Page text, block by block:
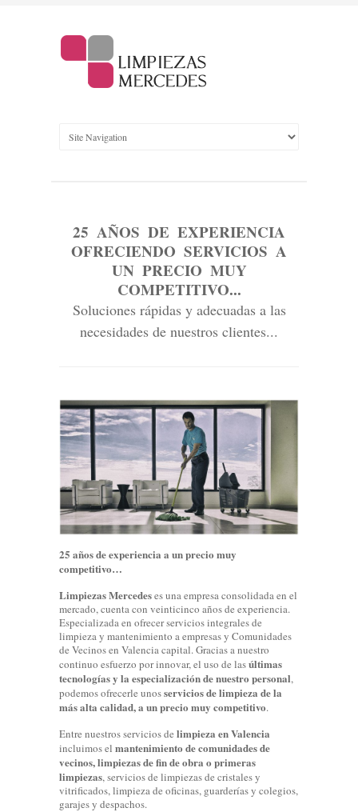
25 AÑOS DE EXPERIENCIA
OFRECIENDO SERVICIOS A
UN PRECIO MUY
COMPETITIVO...
Soluciones rápidas y adecuadas a las
necesidades de nuestros clientes...
25 años de experiencia a un precio muy
competitivo…
Limpiezas Mercedeses una empresa consolidada en el
mercado, cuenta con veinticinco años de experiencia.
Especializada en ofrecer servicios integrales de
limpieza y mantenimiento a empresas y Comunidades
de Vecinos en Valencia capital. Gracias a nuestro
continuo esfuerzo por innovar, el uso de lasúltimas
tecnologías y la especialización de nuestro personal,
podemos ofrecerle unosservicios de limpieza de la
más alta calidad, a un precio muy competitivo.
Entre nuestros servicios de limpieza en Valencia
incluimos el mantenimiento de comunidades de
vecinos, limpiezas de fin de obra o primeras
limpiezas, servicios de limpiezas de cristales y
vitrificados, limpieza de oficinas, guarderías y colegios,
garajes y despachos.